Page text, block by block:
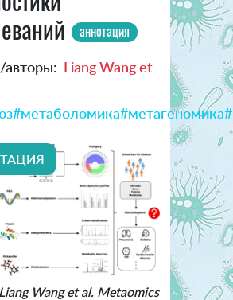
аннотация
Liang Wang et
#метаболомика#метагеномика
Wang et al. Metaomics